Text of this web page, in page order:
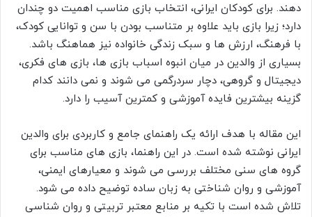
دهند. برای کودکان ایرانی، انتخاب بازی مناسب اهمیت دو چندان
دارد؛ زیرا بازی باید علاوه بر متناسب بودن با سن و توانایی کودک،
با فرهنگ، ارزش ها و سبک زندگی خانواده نیز هماهنگ باشد.
بسیاری از والدین در میان انبوه اسباب بازی ها، بازی های فکری،
دیجیتال و گروهی، دچار سردرگمی می شوند و نمی دانند کدام
گزینه بیشترین فایده آموزشی و کمترین آسیب را دارد.
این مقاله با هدف ارائه یک راهنمای جامع و کاربردی برای والدین
ایرانی نوشته شده است. در این راهنما، بازی های مناسب برای
گروه های سنی مختلف بررسی می شوند و معیارهای ایمنی،
آموزشی و روان شناختی به زبان ساده توضیح داده می شود.
تلاش شده است با تکیه بر منابع معتبر تربیتی و روان شناسی